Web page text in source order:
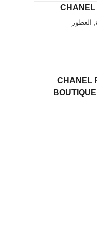
العطور
CHANEL